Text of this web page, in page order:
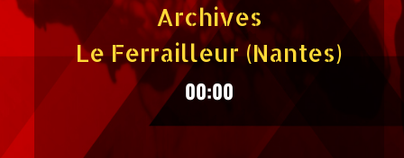
Archives
Le Ferrailleur (Nantes)
00:00